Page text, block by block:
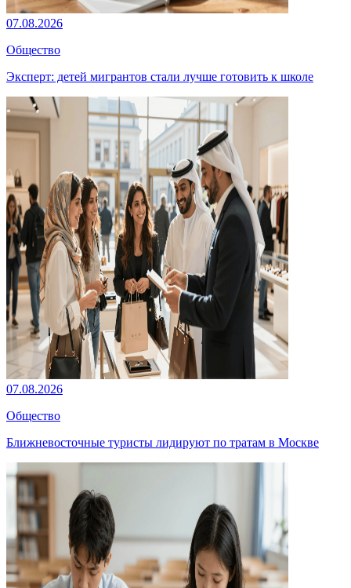
07.08.2026
Общество
Эксперт: детей мигрантов стали лучше готовить к школе
07.08.2026
Общество
Ближневосточные туристы лидируют по тратам в Москве